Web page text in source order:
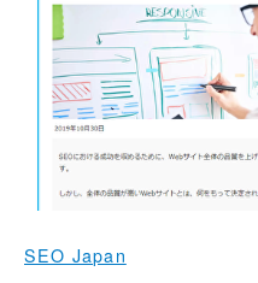
SEO Japan